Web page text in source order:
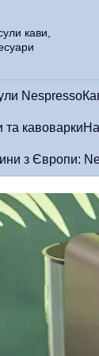
Nespresso
кавоварки
з Європи: